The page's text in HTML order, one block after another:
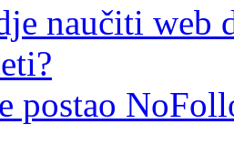
naučiti web
postao